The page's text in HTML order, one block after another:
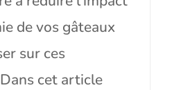
de vos gâteaux
sur ces
cet article